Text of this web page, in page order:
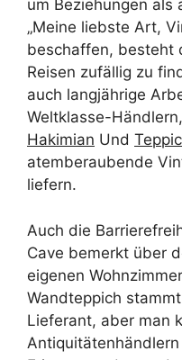
um Beziehungen als
„Meine liebste Art,
beschaffen, besteht
Reisen zufällig zu
auch langjährige
Weltklasse-
Hakimian Und
atemberaubende
liefern.
Auch die
Cave bemerkt über
eigenen
Wandteppich
Lieferant, aber man